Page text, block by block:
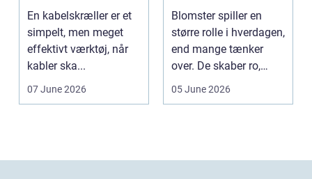
bedre økonomi i
kabelhåndtering
En kabelskræller er et
simpelt, men meget
effektivt værktøj, når
kabler ska...
07 June 2026
særlige øjeblikke
Blomster spiller en
større rolle i hverdagen,
end mange tænker
over. De skaber ro,
glæde og nærvær, ...
05 June 2026